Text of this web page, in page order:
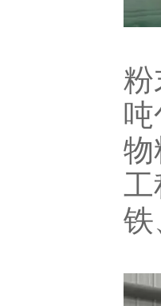
粉
物
工
铁